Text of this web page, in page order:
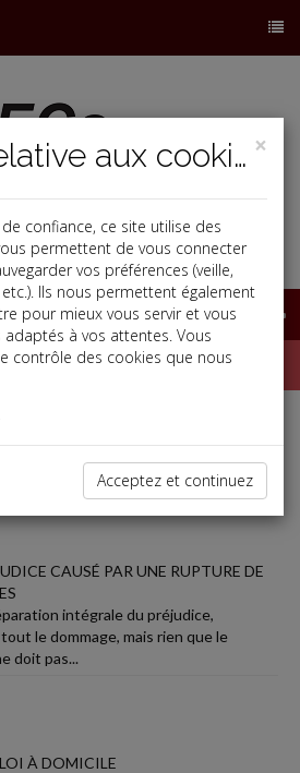
dépêches
CAUSÉ PAR UNE RUPTURE DE
intégrale du préjudice,
le dommage, mais rien que le
doit pas...
À DOMICILE
×
Politique relative aux cookies
confiance, ce site utilise des
permettent de vous connecter
vos préférences (veille,
Ils nous permettent également
pour mieux vous servir et vous
à vos attentes. Vous
contrôle des cookies que nous
Acceptez et continuez